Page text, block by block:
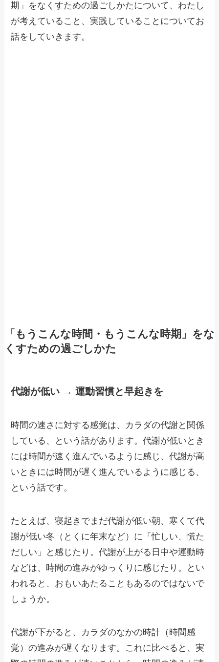
期」をなくすための過ごしかたについて、わたし
が考えていること、実践していることについてお
話をしていきます。
「もうこんな時間・もうこんな時期」をな
くすための過ごしかた
代謝が低い → 運動習慣と早起きを
時間の速さに対する感覚は、カラダの代謝と関係
している、という話があります。代謝が低いとき
には時間が速く進んでいるように感じ、代謝が高
いときには時間が遅く進んでいるように感じる、
という話です。
たとえば、寝起きでまだ代謝が低い朝、寒くて代
謝が低い冬（とくに年末など）に「忙しい、慌た
だしい」と感じたり。代謝が上がる日中や運動時
などは、時間の進みがゆっくりに感じたり。とい
われると、おもいあたることもあるのではないで
しょうか。
代謝が下がると、カラダのなかの時計（時間感
覚）の進みが遅くなります。これに比べると、実